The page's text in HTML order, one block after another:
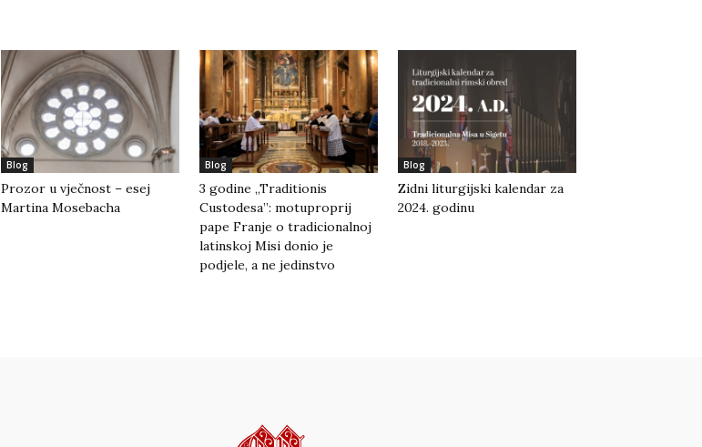
Blog
Prozor u vječnost – esej
Martina Mosebacha
Blog
3 godine „Traditionis
Custodesa”: motuproprij
pape Franje o tradicionalnoj
latinskoj Misi donio je
podjele, a ne jedinstvo
Blog
Zidni liturgijski kalendar za
2024. godinu